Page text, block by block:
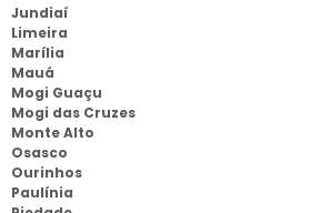
Jundiaí
Limeira
Marília
Mauá
Mogi Guaçu
Mogi das Cruzes
Monte Alto
Osasco
Ourinhos
Paulínia